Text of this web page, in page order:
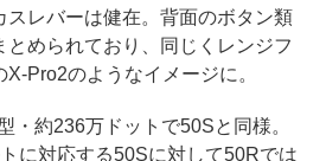
スレバーは健在。背面のボタン類
とめられており、同じくレンジフ
Pro2のようなイメージに。
・約236万ドットで50Sと同様。
に対応する50Sに対して50Rでは